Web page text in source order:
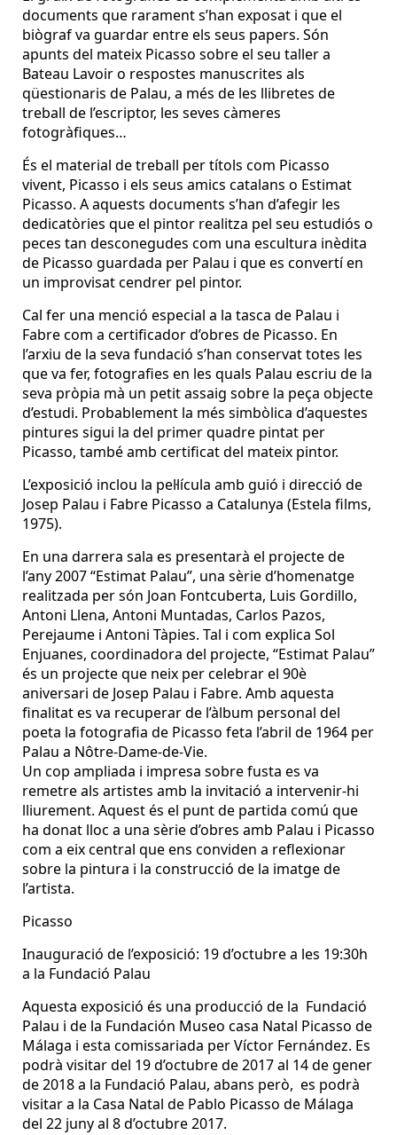
documents que rarament s’han exposat i que el
biògraf va guardar entre els seus papers. Són
apunts del mateix Picasso sobre el seu taller a
Bateau Lavoir o respostes manuscrites als
qüestionaris de Palau, a més de les llibretes de
treball de l’escriptor, les seves càmeres
fotogràfiques…
És el material de treball per títols com Picasso
vivent, Picasso i els seus amics catalans o Estimat
Picasso. A aquests documents s’han d’afegir les
dedicatòries que el pintor realitza pel seu estudiós o
peces tan desconegudes com una escultura inèdita
de Picasso guardada per Palau i que es convertí en
un improvisat cendrer pel pintor.
Cal fer una menció especial a la tasca de Palau i
Fabre com a certificador d’obres de Picasso. En
l’arxiu de la seva fundació s’han conservat totes les
que va fer, fotografies en les quals Palau escriu de la
seva pròpia mà un petit assaig sobre la peça objecte
d’estudi. Probablement la més simbòlica d’aquestes
pintures sigui la del primer quadre pintat per
Picasso, també amb certificat del mateix pintor.
L’exposició inclou la pel·lícula amb guió i direcció de
Josep Palau i Fabre Picasso a Catalunya (Estela films,
1975).
En una darrera sala es presentarà el projecte de
l’any 2007 “Estimat Palau”, una sèrie d’homenatge
realitzada per són Joan Fontcuberta, Luis Gordillo,
Antoni Llena, Antoni Muntadas, Carlos Pazos,
Perejaume i Antoni Tàpies. Tal i com explica Sol
Enjuanes, coordinadora del projecte, “Estimat Palau”
és un projecte que neix per celebrar el 90è
aniversari de Josep Palau i Fabre. Amb aquesta
finalitat es va recuperar de l’àlbum personal del
poeta la fotografia de Picasso feta l’abril de 1964 per
Palau a Nôtre-Dame-de-Vie.
Un cop ampliada i impresa sobre fusta es va
remetre als artistes amb la invitació a intervenir-hi
lliurement. Aquest és el punt de partida comú que
ha donat lloc a una sèrie d’obres amb Palau i Picasso
com a eix central que ens conviden a reflexionar
sobre la pintura i la construcció de la imatge de
l’artista.
Picasso
Inauguració de l’exposició: 19 d’octubre a les 19:30h
a la Fundació Palau
Aquesta exposició és una producció de la Fundació
Palau i de la Fundación Museo casa Natal Picasso de
Málaga i esta comissariada per Víctor Fernández. Es
podrà visitar del 19 d’octubre de 2017 al 14 de gener
de 2018 a la Fundació Palau, abans però, es podrà
visitar a la Casa Natal de Pablo Picasso de Málaga
del 22 juny al 8 d’octubre 2017.